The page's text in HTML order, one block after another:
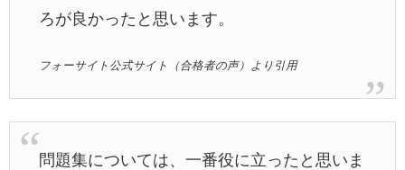
ろが良かったと思います。
フォーサイト公式サイト（合格者の声）より引用
問題集については、一番役に立ったと思いま